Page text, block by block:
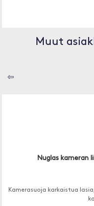
Muut
⇦
Nuglas kameran
Kamerasuoja karkaistua